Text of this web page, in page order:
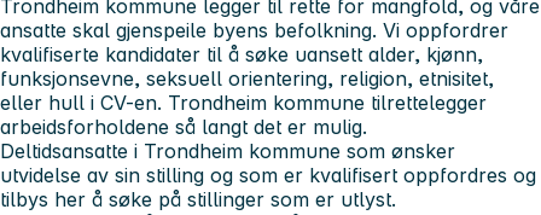
Trondheim kommune legger til rette for mangfold, og våre
ansatte skal gjenspeile byens befolkning. Vi oppfordrer
kvalifiserte kandidater til å søke uansett alder, kjønn,
funksjonsevne, seksuell orientering, religion, etnisitet,
eller hull i CV-en. Trondheim kommune tilrettelegger
arbeidsforholdene så langt det er mulig.
Deltidsansatte i Trondheim kommune som ønsker
utvidelse av sin stilling og som er kvalifisert oppfordres og
tilbys her å søke på stillinger som er utlyst.